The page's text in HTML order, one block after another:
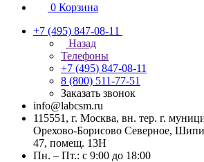
0 Корзина
+7 (495) 847-08-11
Назад
Телефоны
+7 (495) 847-08-11
8 (800) 511-77-51
Заказать звонок
info@labcsm.ru
115551, г. Москва, вн. тер. г.
Орехово-Борисово Северное,
47, помещ. 13Н
Пн. – Пт.: с 9:00 до 18:00